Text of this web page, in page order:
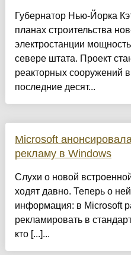
Губернатор Нью-Йорка
планах строительства
электростанции
севере штата. Проект
реакторных сооружений
последние десят...
Microsoft
рекламу в Windows
Слухи о новой
ходят давно. Теперь о
информация: в Microsoft
рекламировать в
кто [...]...